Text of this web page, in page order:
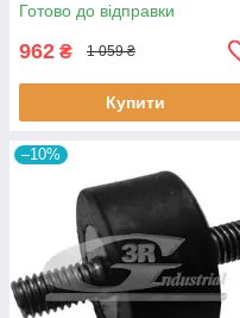
Готово до відправки
962 ₴ 1 059 ₴
Купити
–10%